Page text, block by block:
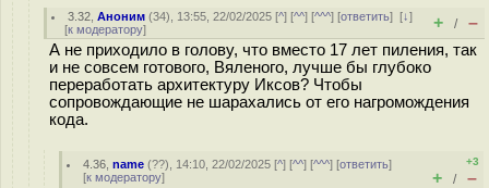
3.32 ,Аноним (34), 13:55, 22/02/2025 [^] [^^] [^^^] [ответить][↓]
[к модератору] + / –
А не приходило в голову, что вместо 17 лет пиления, так
и не совсем готового, Вяленого, лучше бы глубоко
переработать архитектуру Иксов? Чтобы
сопровождающие не шарахались от его нагромождения
кода.
4.36 ,name (??), 14:10, 22/02/2025 [^] [^^] [^^^] [ответить]
[к модератору]
+3
+ / –